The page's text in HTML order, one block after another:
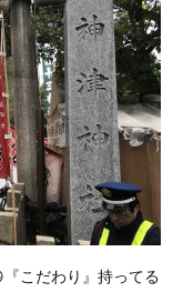
こだわり』持ってる